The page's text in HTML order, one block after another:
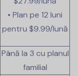
• Plan pe 12 luni
pentru $9.99/lună
Până la 3 cu planul
familial